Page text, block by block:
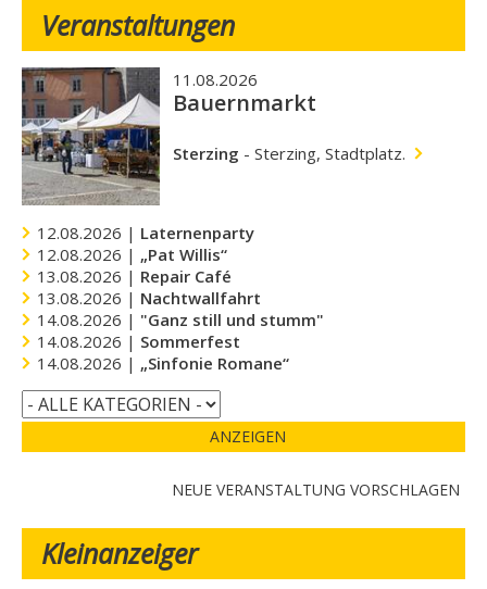
Veranstaltungen
11.08.2026
Bauernmarkt
Sterzing - Sterzing, Stadtplatz.
12.08.2026 | Laternenparty
12.08.2026 | „Pat Willis“
13.08.2026 | Repair Café
13.08.2026 | Nachtwallfahrt
14.08.2026 | "Ganz still und stumm"
14.08.2026 | Sommerfest
14.08.2026 | „Sinfonie Romane“
ANZEIGEN
NEUE VERANSTALTUNG VORSCHLAGEN
Kleinanzeiger